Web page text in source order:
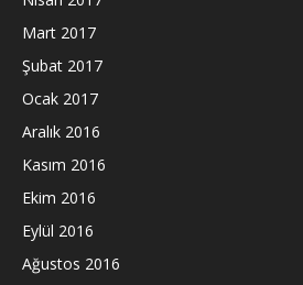
Mart 2017
Şubat 2017
Ocak 2017
Aralık 2016
Kasım 2016
Ekim 2016
Eylül 2016
Ağustos 2016